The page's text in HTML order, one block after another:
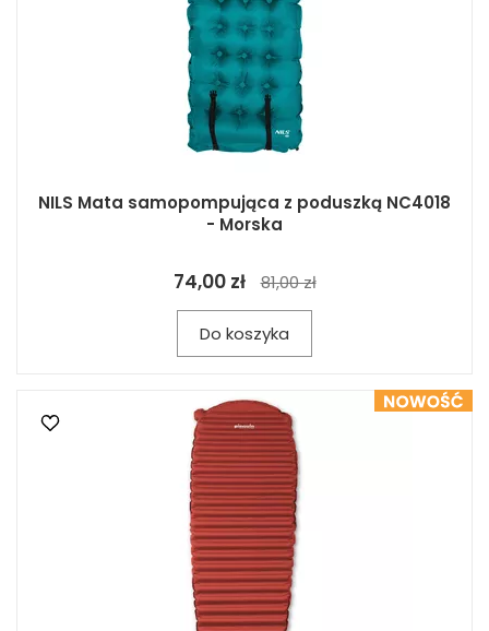
NILS Mata samopompująca z poduszką NC4018
- Morska
74,00 zł 81,00 zł
Do koszyka